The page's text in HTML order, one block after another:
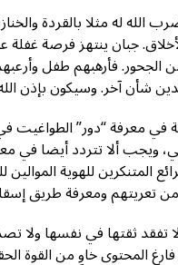
الله له مثلا بالقردة
جبان ينتهز فرصة غفلة
فأرهبهم طفل
شأن آخر. وسيكون بإذن
في معرفة “دور” الطواغيت
ويجب ألا تتردد أيضا في
المتنكرين للهوية الموالين
من تعريتهم ومعرفة طريق
تفقد ثقتها في نفسها ولا
المحتوى خاوٍ من القوة